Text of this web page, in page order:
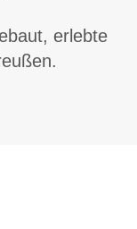
erlebte